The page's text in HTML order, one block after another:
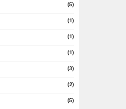
(5)
(1)
(1)
(1)
(3)
(2)
(5)